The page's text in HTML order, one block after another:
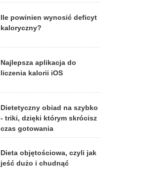
Ile powinien wynosić deficyt
kaloryczny?
Najlepsza aplikacja do
liczenia kalorii iOS
Dietetyczny obiad na szybko
- triki, dzięki którym skrócisz
czas gotowania
Dieta objętościowa, czyli jak
jeść dużo i chudnąć